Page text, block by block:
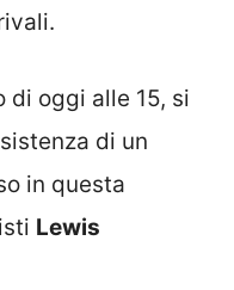
di oggi alle 15, si
di un
in questa
Lewis